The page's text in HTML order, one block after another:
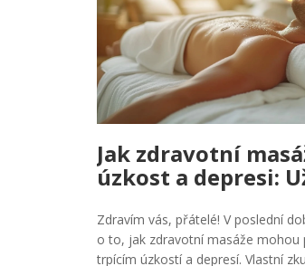
Jak zdravotní
úzkost a depresi:
techniky a tipy
Zdravím vás, přátelé! V poslední
o to, jak zdravotní masáže mohou
trpícím úzkostí a depresí. Vlastní